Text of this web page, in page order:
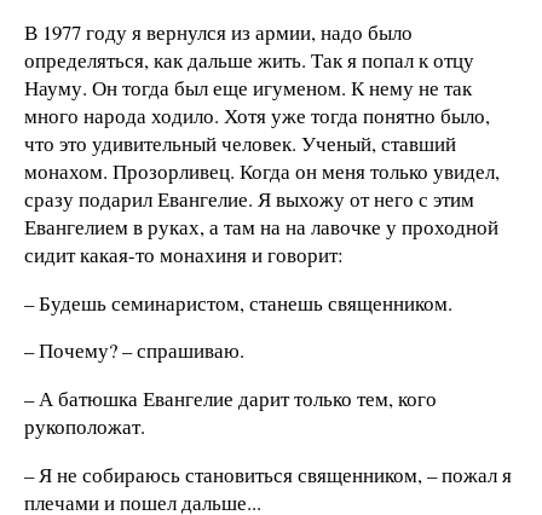
В 1977 году я вернулся из армии, надо было
определяться, как дальше жить. Так я попал к отцу
Науму. Он тогда был еще игуменом. К нему не так
много народа ходило. Хотя уже тогда понятно было,
что это удивительный человек. Ученый, ставший
монахом. Прозорливец. Когда он меня только увидел,
сразу подарил Евангелие. Я выхожу от него с этим
Евангелием в руках, а там на на лавочке у проходной
сидит какая-то монахиня и говорит:
– Будешь семинаристом, станешь священником.
– Почему? – спрашиваю.
– А батюшка Евангелие дарит только тем, кого
рукоположат.
– Я не собираюсь становиться священником, – пожал я
плечами и пошел дальше...